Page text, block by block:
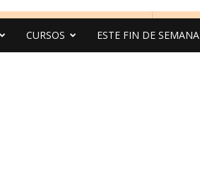
CURSOS ESTE FIN DE SEMANA